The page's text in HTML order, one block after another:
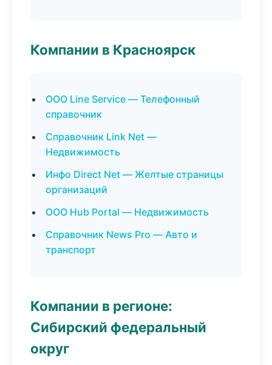
Компании в Красноярск
ООО Line Service — Телефонный
справочник
Справочник Link Net —
Недвижимость
Инфо Direct Net — Желтые страницы
организаций
ООО Hub Portal — Недвижимость
Справочник News Pro — Авто и
транспорт
Компании в регионе:
Сибирский федеральный
округ